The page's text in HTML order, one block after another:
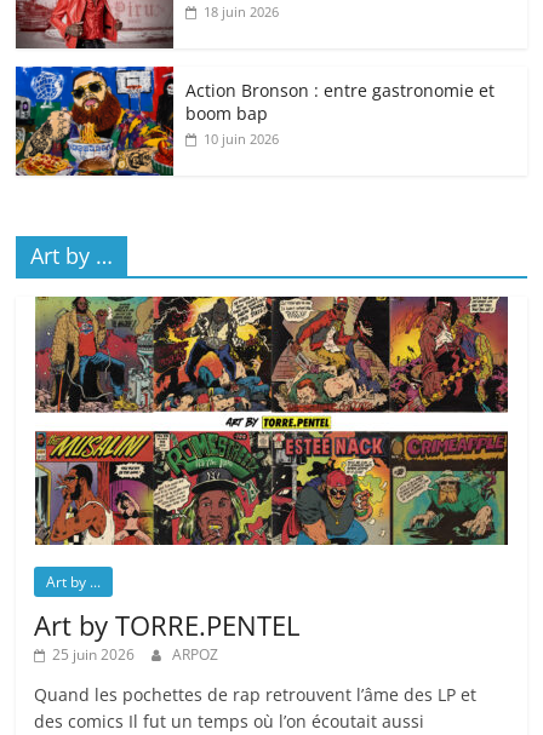
18 juin 2026
Action Bronson : entre gastronomie et
boom bap
10 juin 2026
Art by …
Art by ...
Art by TORRE.PENTEL
25 juin 2026 ARPOZ
Quand les pochettes de rap retrouvent l’âme des LP et
des comics Il fut un temps où l’on écoutait aussi